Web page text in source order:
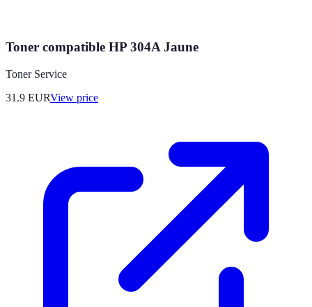
Toner compatible HP 304A Jaune
Toner Service
31.9 EURView price